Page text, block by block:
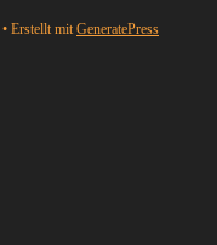
• Erstellt mit GeneratePress